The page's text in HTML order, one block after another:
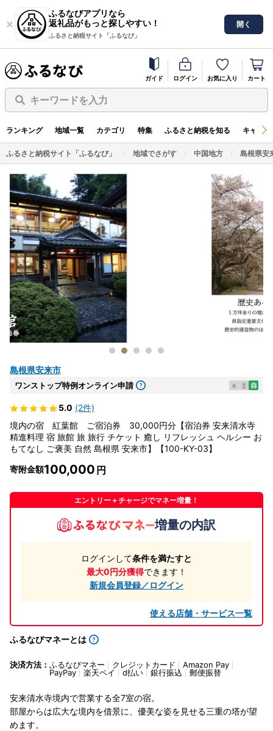
ふるなびアプリなら
返礼品がもっと探しやすい！
ふるさと納税サイト「ふるなび」
開く
ガイド ログイン お気に入り カート
キーワードを入力
ランキング 地域一覧 カテゴリ 特集 ふるさと納税を知る キャン
ふるさと納税サイト「ふるなび」 地域でさがす 中国地方 島根県安
島根県安来市
ワンストップ特例オンライン申請 e ま 自
5.0 (2件)
境内の宿 紅葉館 ご宿泊券 30,000円分【宿泊券 安来清水寺
精進料理 宿 旅館 旅 旅行 チケット 癒し リフレッシュ ヘルシー お
もてなし ご褒美 自然 島根県 安来市】【100-KY-03】
寄附金額100,000
エントリー＋チャージでマネー増量！
増量の内訳
ログインして条件を満たすと
最大0円分獲得できます！
新規会員登録／ログイン
使える店舗・サービス一覧
ふるなびマネーとは
決済方法： ふるなびマネー クレジットカード
Amazon Pay
PayPay
楽天ペイ d払い 銀行振込 郵便振替
安来清水寺境内で営業する全7室の宿。
部屋からは広大な境内を借景に、優美な姿を見せる三重の塔が望
めます。